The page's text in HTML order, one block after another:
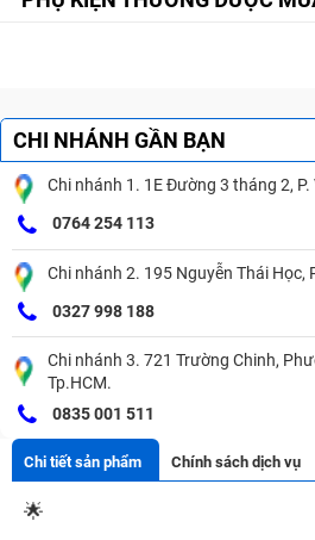
CHI NHÁNH GẦN BẠN
Chi nhánh 1. 1E Đường 3 tháng 2,
0764 254 113
Chi nhánh 2. 195 Nguyễn Thái Học,
0327 998 188
Chi nhánh 3. 721 Trường Chinh,
Tp.HCM.
0835 001 511
Chi tiết sản phẩm Chính sách dịch vụ
🌟